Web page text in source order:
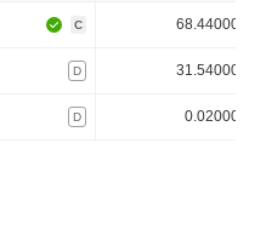
C 68.440000%
D 31.540000%
D 0.020000%